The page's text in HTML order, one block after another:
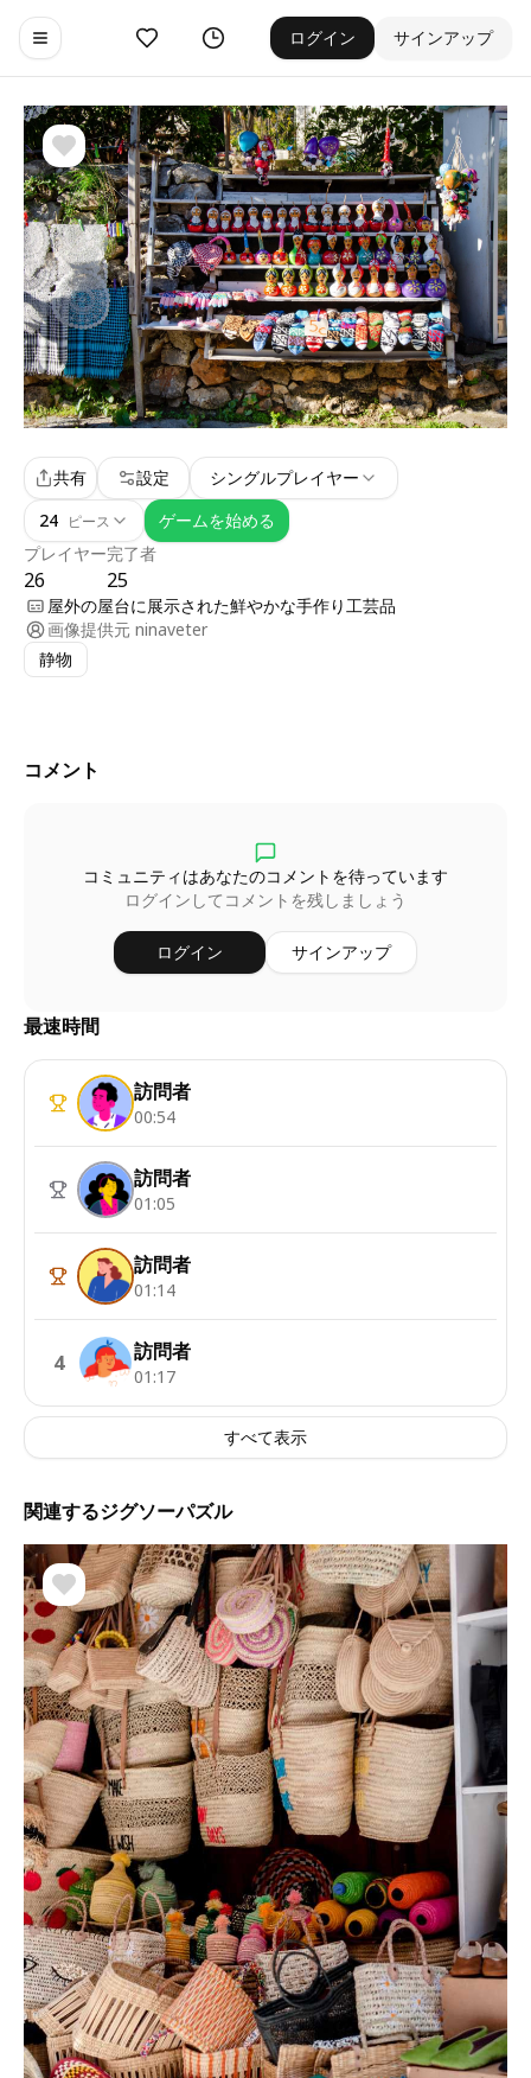
Toggle navigation menu
お気に入りゲーム履歴 ログイン サインアップ
プレイヤー
26
完了者
25
共有 設定
シングルプレイヤー
24 ピース ゲームを始める
屋外の屋台に展示された鮮やかな手作り工芸品
画像提供元 ninaveter
静物
コメント
コミュニティはあなたのコメントを待っています
ログインしてコメントを残しましょう
ログイン サインアップ
最速時間
訪問者
00:54
訪問者
01:05
訪問者
01:14
4 訪問者
01:17
すべて表示
関連するジグソーパズル